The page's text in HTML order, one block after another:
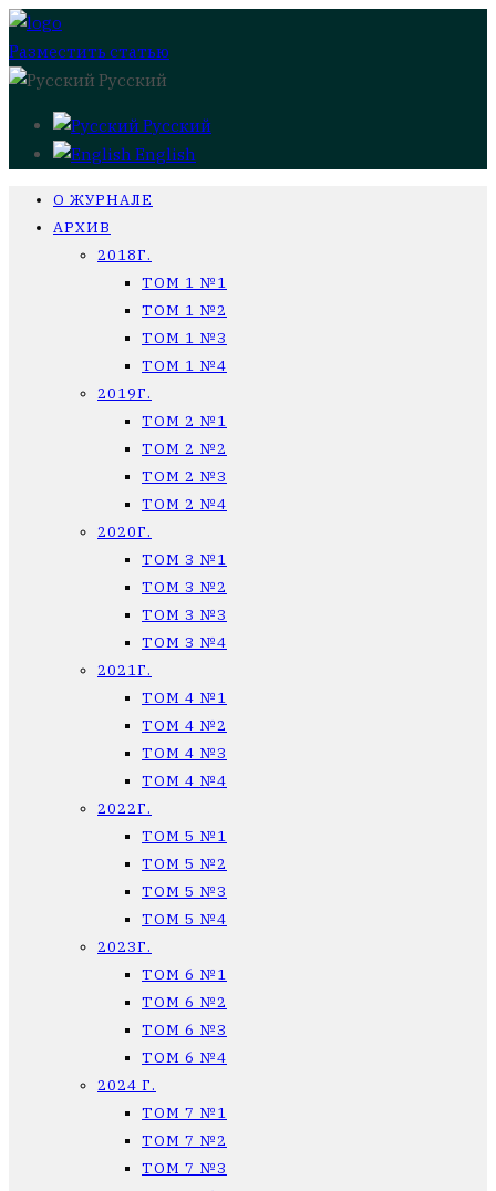
Разместить статью
Русский
Русский
English
О ЖУРНАЛЕ
АРХИВ
2018Г.
ТОМ 1 №1
ТОМ 1 №2
ТОМ 1 №3
ТОМ 1 №4
2019Г.
ТОМ 2 №1
ТОМ 2 №2
ТОМ 2 №3
ТОМ 2 №4
2020Г.
ТОМ 3 №1
ТОМ 3 №2
ТОМ 3 №3
ТОМ 3 №4
2021Г.
ТОМ 4 №1
ТОМ 4 №2
ТОМ 4 №3
ТОМ 4 №4
2022Г.
ТОМ 5 №1
ТОМ 5 №2
ТОМ 5 №3
ТОМ 5 №4
2023Г.
ТОМ 6 №1
ТОМ 6 №2
ТОМ 6 №3
ТОМ 6 №4
2024 Г.
ТОМ 7 №1
ТОМ 7 №2
ТОМ 7 №3